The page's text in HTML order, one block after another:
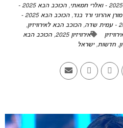
,
הכוכב הבא 2025 -
,
הכוכב הבא 2025 -
,הכוכב הבא לאירוויזיון,
אירוויזיון 2025 ,הכוכב הבא
,חדשות,ישראל